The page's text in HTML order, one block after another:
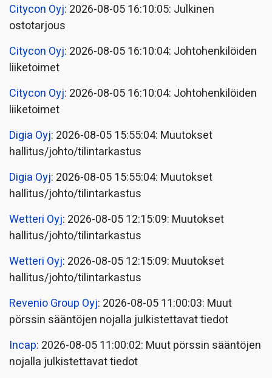
Citycon Oyj: 2026-08-05 16:10:05: Julkinen
ostotarjous
Citycon Oyj: 2026-08-05 16:10:04: Johtohenkilöiden
liiketoimet
Citycon Oyj: 2026-08-05 16:10:04: Johtohenkilöiden
liiketoimet
Digia Oyj: 2026-08-05 15:55:04: Muutokset
hallitus/johto/tilintarkastus
Digia Oyj: 2026-08-05 15:55:04: Muutokset
hallitus/johto/tilintarkastus
Wetteri Oyj: 2026-08-05 12:15:09: Muutokset
hallitus/johto/tilintarkastus
Wetteri Oyj: 2026-08-05 12:15:09: Muutokset
hallitus/johto/tilintarkastus
Revenio Group Oyj: 2026-08-05 11:00:03: Muut
pörssin sääntöjen nojalla julkistettavat tiedot
Incap: 2026-08-05 11:00:02: Muut pörssin sääntöjen
nojalla julkistettavat tiedot